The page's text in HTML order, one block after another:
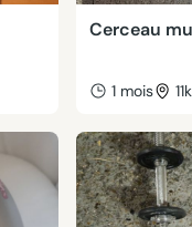
Cerceau
1 mois